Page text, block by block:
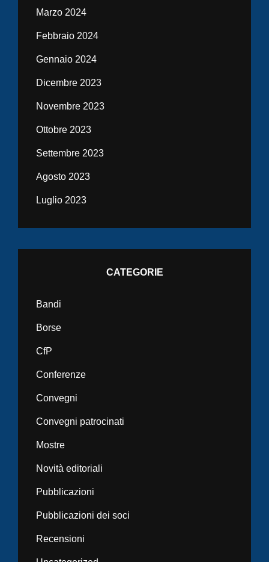
Marzo 2024
Febbraio 2024
Gennaio 2024
Dicembre 2023
Novembre 2023
Ottobre 2023
Settembre 2023
Agosto 2023
Luglio 2023
CATEGORIE
Bandi
Borse
CfP
Conferenze
Convegni
Convegni patrocinati
Mostre
Novità editoriali
Pubblicazioni
Pubblicazioni dei soci
Recensioni